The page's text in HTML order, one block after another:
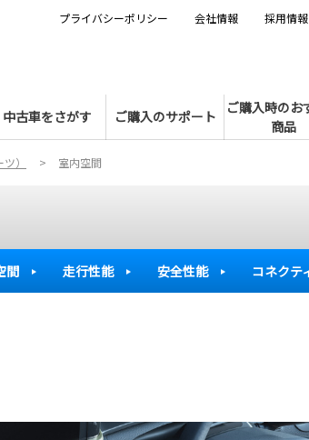
中古車をさがす ご購入のサポート
ご購入時のお
商品
プライバシーポリシー 会社情報 採用情報
） 室内空間
間 走行性能 安全性能 コネクテ